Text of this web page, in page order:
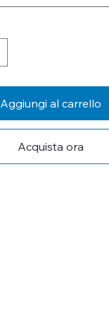
Aggiungi al carrello
Acquista ora